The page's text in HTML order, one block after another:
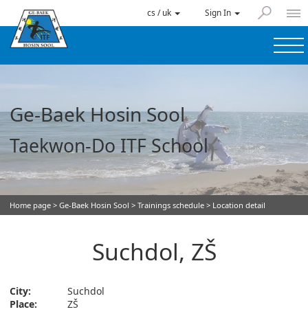
cs / uk Sign In
Ge-Baek Hosin Sool
Taekwon-Do ITF School
Home page > Ge-Baek Hosin Sool > Trainings schedule > Location detail
Suchdol, ZŠ
City:
Suchdol
Place:
ZŠ